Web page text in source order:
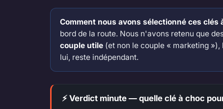
Comment nous avons sélectionné ces clés
bord de la route. Nous n'avons retenu que
couple utile (et non le couple « marketing
lui, reste indépendant.
⚡ Verdict minute — quelle clé à choc